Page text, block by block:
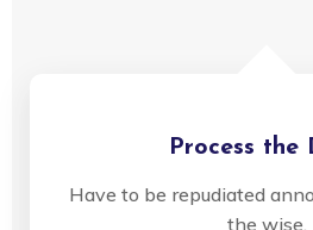
Process the
Have to be repudiated
the wise.